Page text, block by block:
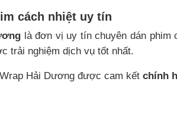
cách nhiệt uy tín
là đơn vị uy tín chuyên dán phim
trải nghiệm dịch vụ tốt nhất.
Hải Dương được cam kết chính